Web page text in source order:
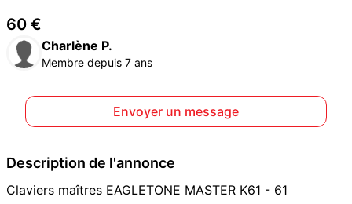
60 €
Charlène P.
Membre depuis 7 ans
Envoyer un message
Description de l'annonce
Claviers maîtres EAGLETONE MASTER K61 - 61